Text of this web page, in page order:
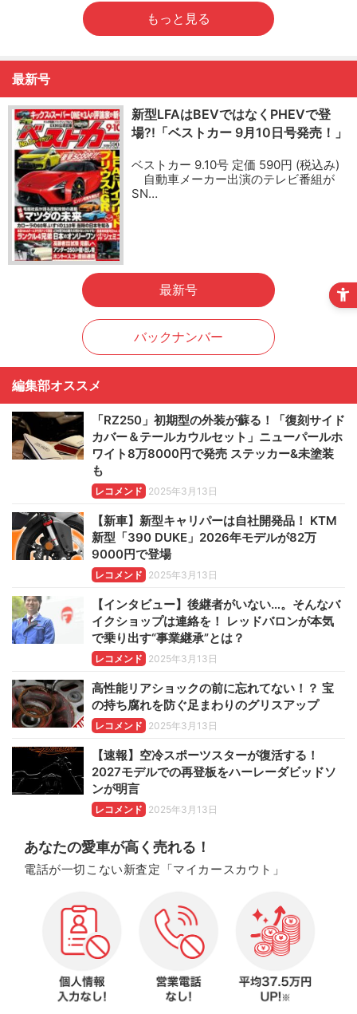
もっと見る
最新号
新型LFAはBEVではなくPHEVで登
場?!「ベストカー 9月10日号発売！」
ベストカー 9.10号 定価 590円 (税込み)
自動車メーカー出演のテレビ番組が
SN…
最新号
バックナンバー
編集部オススメ
「RZ250」初期型の外装が蘇る！「復刻サイド
カバー＆テールカウルセット」ニューパールホ
ワイト8万8000円で発売 ステッカー&未塗装
も
レコメンド 2025年3月13日
【新車】新型キャリパーは自社開発品！ KTM
新型「390 DUKE」2026年モデルが82万
9000円で登場
レコメンド 2025年3月13日
【インタビュー】後継者がいない…。そんなバ
イクショップは連絡を！ レッドバロンが本気
で乗り出す“事業継承”とは？
レコメンド 2025年3月13日
高性能リアショックの前に忘れてない！？ 宝
の持ち腐れを防ぐ足まわりのグリスアップ
レコメンド 2025年3月13日
【速報】空冷スポーツスターが復活する！
2027モデルでの再登板をハーレーダビッドソ
ンが明言
レコメンド 2025年3月13日
あなたの愛車が高く売れる！
電話が一切こない新査定「マイカースカウト」